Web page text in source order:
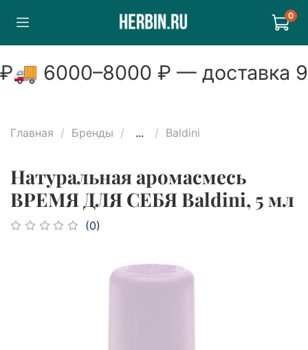
0
🚚6000–8000₽ — доставка
Главная Бренды ... Baldini
Натуральная аромасмесь
ВРЕМЯ ДЛЯ СЕБЯ Baldini, 5 мл
(0)